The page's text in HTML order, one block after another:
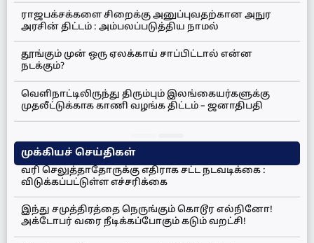
ராஜபக்சக்களை சிறைக்கு அனுப்புவதற்கான அநுர
அரசின் திட்டம் : அம்பலப்படுத்திய நாமல்
தூங்கும் முன் ஒரு ஏலக்காய் சாப்பிட்டால் என்ன
நடக்கும்?
வெளிநாட்டிலிருந்து திரும்பும் இலங்கையர்களுக்கு
முதலீட்டுக்காக காணி வழங்க திட்டம் – ஜனாதிபதி
முக்கியச் செய்திகள்
வரி செலுத்தாதோருக்கு எதிராக சட்ட நடவடிக்கை :
விடுக்கப்பட்டுள்ள எச்சரிக்கை
இந்து சமுத்திரத்தை நெருங்கும் கொடூர எல்நினோ!
அக்டோபர் வரை நீடிக்கப்போகும் கடும் வறட்சி!